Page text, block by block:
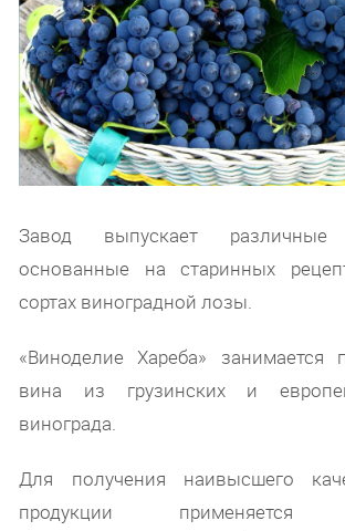
Завод выпускает
основанные на старинных
сортах виноградной лозы.
«Виноделие Хареба» занимается
вина из грузинских и
винограда.
Для получения наивысшего
продукции применяется